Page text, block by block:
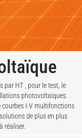
par HT , pour le test, le
photovoltaïques.
courbes I-V multifonctions
de plus en plus
réaliser.